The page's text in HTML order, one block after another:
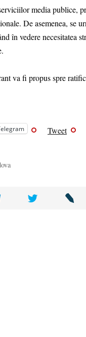
media publice,
De asemenea, se
în vedere necesitatea
va fi propus spre
Tweet